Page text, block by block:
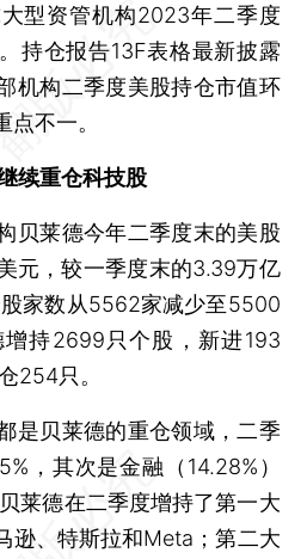
型资管机构2023年二季度
持仓报告13F表格最新披露
机构二季度美股持仓市值环
不一。
续重仓科技股
莱德今年二季度末的美股
元，较一季度末的3.39万亿
家数从5562家减少至5500
持2699只个股，新进193
254只。
贝莱德的重仓领域，二季
，其次是金融（14.28%）
莱德在二季度增持了第一大
逊、特斯拉和Meta；第二大